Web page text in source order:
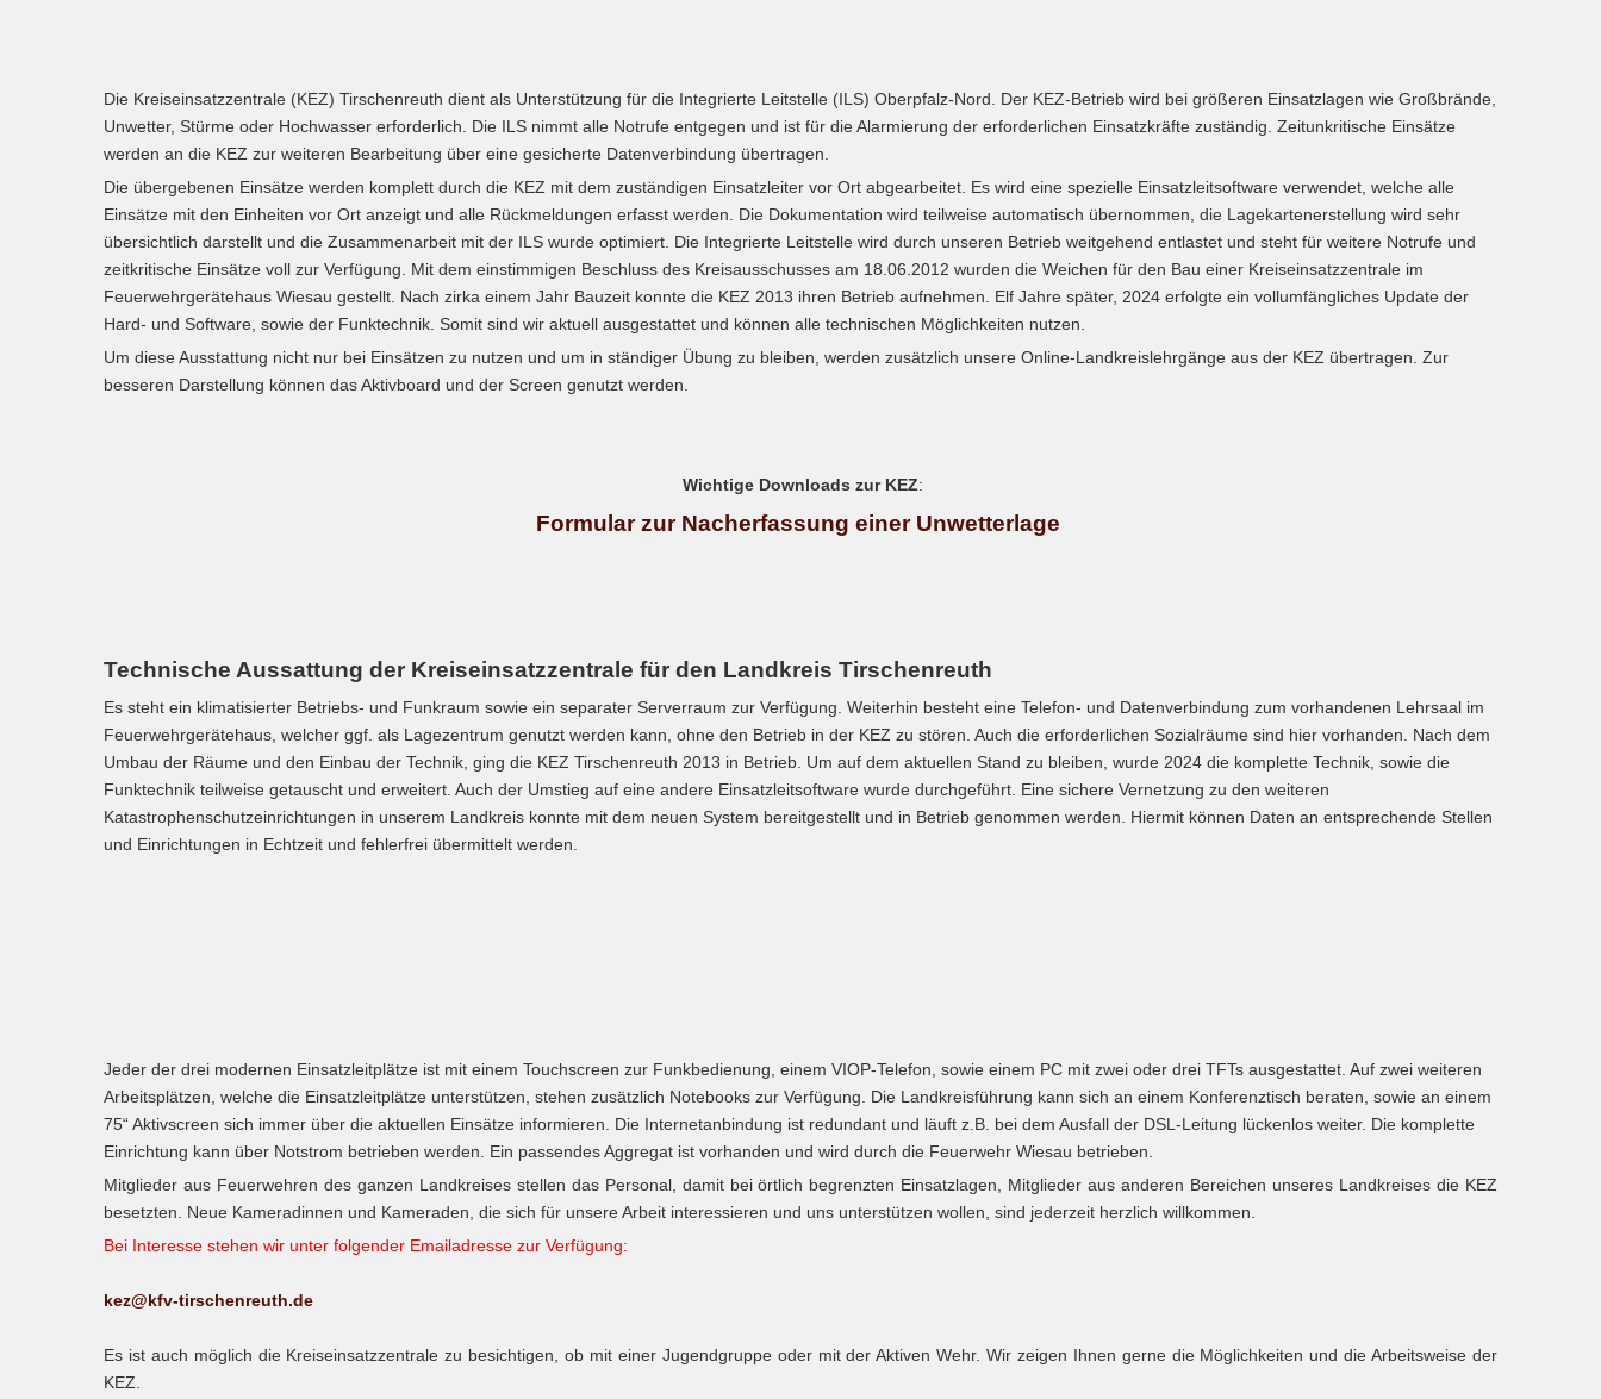
Die Kreiseinsatzzentrale (KEZ) Tirschenreuth dient als Unterstützung für die Integrierte Leitstelle (ILS) Oberpfalz-Nord. Der KEZ-Betrieb wird bei größeren Einsatzlagen wie Großbrände,
Unwetter, Stürme oder Hochwasser erforderlich. Die ILS nimmt alle Notrufe entgegen und ist für die Alarmierung der erforderlichen Einsatzkräfte zuständig. Zeitunkritische Einsätze
werden an die KEZ zur weiteren Bearbeitung über eine gesicherte Datenverbindung übertragen.
Die übergebenen Einsätze werden komplett durch die KEZ mit dem zuständigen Einsatzleiter vor Ort abgearbeitet. Es wird eine spezielle Einsatzleitsoftware verwendet, welche alle
Einsätze mit den Einheiten vor Ort anzeigt und alle Rückmeldungen erfasst werden. Die Dokumentation wird teilweise automatisch übernommen, die Lagekartenerstellung wird sehr
übersichtlich darstellt und die Zusammenarbeit mit der ILS wurde optimiert. Die Integrierte Leitstelle wird durch unseren Betrieb weitgehend entlastet und steht für weitere Notrufe und
zeitkritische Einsätze voll zur Verfügung. Mit dem einstimmigen Beschluss des Kreisausschusses am 18.06.2012 wurden die Weichen für den Bau einer Kreiseinsatzzentrale im
Feuerwehrgerätehaus Wiesau gestellt. Nach zirka einem Jahr Bauzeit konnte die KEZ 2013 ihren Betrieb aufnehmen. Elf Jahre später, 2024 erfolgte ein vollumfängliches Update der
Hard- und Software, sowie der Funktechnik. Somit sind wir aktuell ausgestattet und können alle technischen Möglichkeiten nutzen.
Um diese Ausstattung nicht nur bei Einsätzen zu nutzen und um in ständiger Übung zu bleiben, werden zusätzlich unsere Online-Landkreislehrgänge aus der KEZ übertragen. Zur
besseren Darstellung können das Aktivboard und der Screen genutzt werden.
Wichtige Downloads zur KEZ:
Formular zur Nacherfassung einer Unwetterlage
Technische Aussattung der Kreiseinsatzzentrale für den Landkreis Tirschenreuth
Es steht ein klimatisierter Betriebs- und Funkraum sowie ein separater Serverraum zur Verfügung. Weiterhin besteht eine Telefon- und Datenverbindung zum vorhandenen Lehrsaal im
Feuerwehrgerätehaus, welcher ggf. als Lagezentrum genutzt werden kann, ohne den Betrieb in der KEZ zu stören. Auch die erforderlichen Sozialräume sind hier vorhanden. Nach dem
Umbau der Räume und den Einbau der Technik, ging die KEZ Tirschenreuth 2013 in Betrieb. Um auf dem aktuellen Stand zu bleiben, wurde 2024 die komplette Technik, sowie die
Funktechnik teilweise getauscht und erweitert. Auch der Umstieg auf eine andere Einsatzleitsoftware wurde durchgeführt. Eine sichere Vernetzung zu den weiteren
Katastrophenschutzeinrichtungen in unserem Landkreis konnte mit dem neuen System bereitgestellt und in Betrieb genommen werden. Hiermit können Daten an entsprechende Stellen
und Einrichtungen in Echtzeit und fehlerfrei übermittelt werden.
Jeder der drei modernen Einsatzleitplätze ist mit einem Touchscreen zur Funkbedienung, einem VIOP-Telefon, sowie einem PC mit zwei oder drei TFTs ausgestattet. Auf zwei weiteren
Arbeitsplätzen, welche die Einsatzleitplätze unterstützen, stehen zusätzlich Notebooks zur Verfügung. Die Landkreisführung kann sich an einem Konferenztisch beraten, sowie an einem
75“ Aktivscreen sich immer über die aktuellen Einsätze informieren. Die Internetanbindung ist redundant und läuft z.B. bei dem Ausfall der DSL-Leitung lückenlos weiter. Die komplette
Einrichtung kann über Notstrom betrieben werden. Ein passendes Aggregat ist vorhanden und wird durch die Feuerwehr Wiesau betrieben.
Mitglieder aus Feuerwehren des ganzen Landkreises stellen das Personal, damit bei örtlich begrenzten Einsatzlagen, Mitglieder aus anderen Bereichen unseres Landkreises die KEZ
besetzten. Neue Kameradinnen und Kameraden, die sich für unsere Arbeit interessieren und uns unterstützen wollen, sind jederzeit herzlich willkommen.
Bei Interesse stehen wir unter folgender Emailadresse zur Verfügung:
kez@kfv-tirschenreuth.de
Es ist auch möglich die Kreiseinsatzzentrale zu besichtigen, ob mit einer Jugendgruppe oder mit der Aktiven Wehr. Wir zeigen Ihnen gerne die Möglichkeiten und die Arbeitsweise der
KEZ.